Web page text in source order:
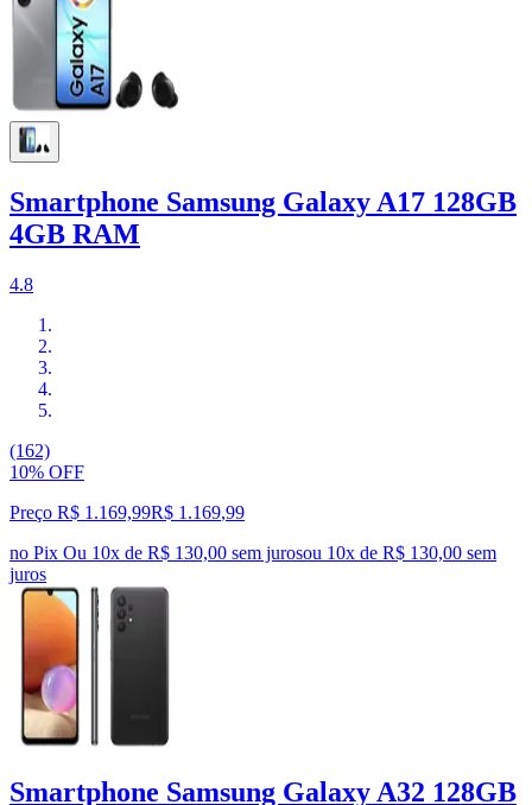
Smartphone Samsung Galaxy A17 128GB
4GB RAM
4.8
(162)
10% OFF
Preço R$ 1.169,99R$ 1.169,99
no Pix Ou 10x de R$ 130,00 sem jurosou 10x de R$ 130,00 sem
juros
Smartphone Samsung Galaxy A32 128GB